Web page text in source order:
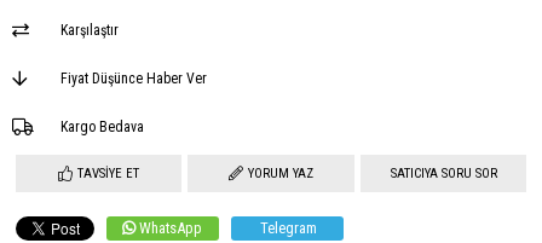
Karşılaştır
Fiyat Düşünce Haber Ver
Kargo Bedava
TAVSIYE ET YORUM YAZ SATICIYA SORU SOR
WhatsApp Telegram